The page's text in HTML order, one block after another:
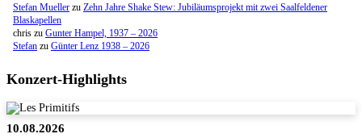
Stefan Mueller zu Zehn Jahre Shake Stew: Jubiläumsprojekt mit zwei Saalfeldener
Blaskapellen
chris zu Gunter Hampel, 1937 – 2026
Stefan zu Günter Lenz 1938 – 2026
Konzert-Highlights
10.08.2026